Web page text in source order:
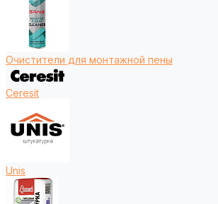
Очистители для монтажной пены
Ceresit
Unis